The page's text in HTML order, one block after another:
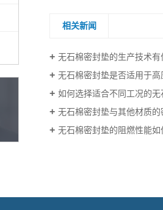
相关新闻
无石棉密封垫的生产技术有
无石棉密封垫是否适用于高
如何选择适合不同工况的无
无石棉密封垫与其他材质的
无石棉密封垫的阻燃性能如